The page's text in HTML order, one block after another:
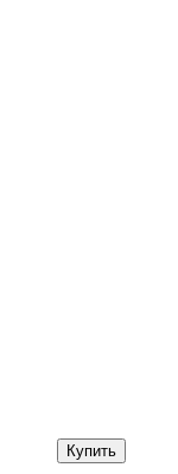
Купить